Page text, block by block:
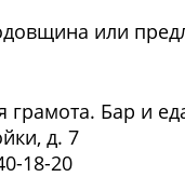
или
грамота. Бар и
д. 7
18-20